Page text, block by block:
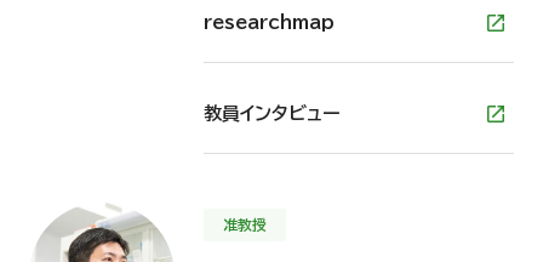
researchmap
教員インタビュー
准教授